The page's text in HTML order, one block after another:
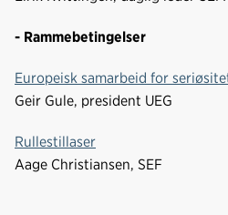
- Rammebetingelser
Europeisk samarbeid for
Geir Gule, president UEG
Rullestillaser
Aage Christiansen, SEF